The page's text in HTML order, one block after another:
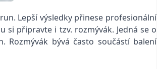
Lepší výsledky přinese profesionální
připravte i tzv. rozmývák. Jedná se o
bývá často součástí balení